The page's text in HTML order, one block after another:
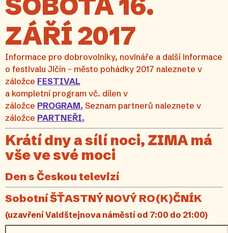
ZÁŘÍ 2017
Informace pro dobrovolníky, novináře a další informace
o festivalu Jičín – město pohádky 2017 naleznete v
záložce FESTIVAL
a kompletní program vč. dílen v
záložce PROGRAM. Seznam partnerů naleznete v
záložce PARTNEŘI.
Krátí dny a sílí noci, ZIMA má
vše ve své moci
Den s Českou televizí
Sobotní ŠŤASTNÝ NOVÝ RO(K)ČNÍK
(uzavření Valdštejnova náměstí od 7:00 do 21:00)